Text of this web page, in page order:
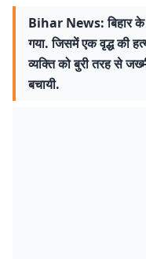
Bihar News: बिहार के
गया. जिसमें एक वृद्ध की
व्यक्ति को बुरी तरह से
बचायी.